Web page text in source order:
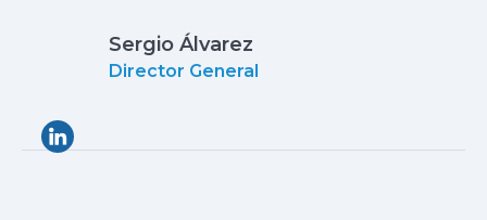
Sergio Álvarez
Director General